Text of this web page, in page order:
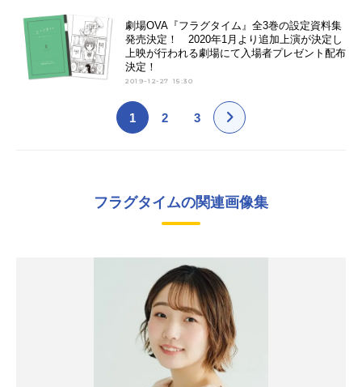
劇場OVA『フラグタイム』全3巻の設定資料集
発売決定！ 2020年1月より追加上演が決定し
上映が行われる劇場にて入場者プレゼント配布
決定！
2019-12-27 15:30
1 2 3
フラグタイムの関連画像集